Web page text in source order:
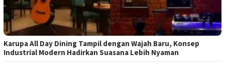
Karupa All Day Dining Tampil dengan Wajah Baru, Konsep
Industrial Modern Hadirkan Suasana Lebih Nyaman